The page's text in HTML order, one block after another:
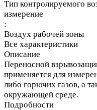
Тип контролируемого
измерение
:
Воздух рабочей зоны
Все характеристики
Описание
Переносной
применяется для
либо горючих газов, а
окружающей среде.
Подробности